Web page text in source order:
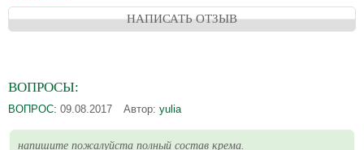
НАПИСАТЬ ОТЗЫВ
ВОПРОСЫ:
ВОПРОС: 09.08.2017 Автор: yulia
напишите пожалуйста полный состав крема.